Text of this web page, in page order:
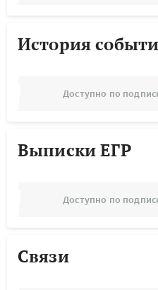
История
Доступно по
Выписки ЕГР
Доступно по
Связи